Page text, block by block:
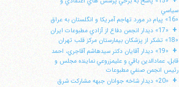
سياسي
«16» پيام در مورد تهاجم آمريكا و انگلستان به عراق
+ «17» ديدار انجمن دفاع از آزادي مطبوعات ايران
«18» تشكر از پزشكان بيمارستان مركز قلب تهران
+
«19» ديدار آقايان دكتر سيدهاشم آقاجري، احمد
قابل، عمادالدين باقي و عليمزروعي نماينده مجلس و
رئيس انجمن صنفي مطبوعات
+
«20» ديدار شاخه جوانان جبهه مشاركت شرق